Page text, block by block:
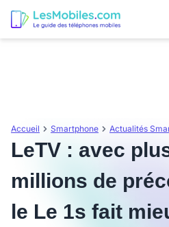
Accueil Smartphone Actualités
LeTV : avec
millions de
le Le 1s fait